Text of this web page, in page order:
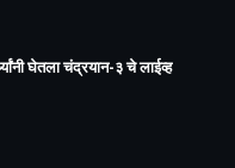
घेतला चंद्रयान-३ चे लाईव्ह